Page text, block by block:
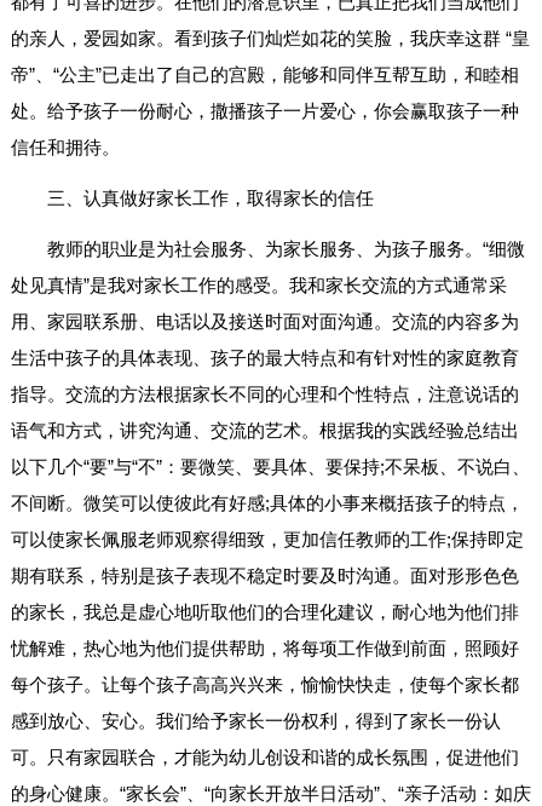
的亲人，爱园如家。看到孩子们灿烂如花的笑脸，我庆幸这群 “皇
帝”、“公主”已走出了自己的宫殿，能够和同伴互帮互助，和睦相
处。给予孩子一份耐心，撒播孩子一片爱心，你会赢取孩子一种
信任和拥待。
三、认真做好家长工作，取得家长的信任
教师的职业是为社会服务、为家长服务、为孩子服务。“细微
处见真情”是我对家长工作的感受。我和家长交流的方式通常采
用、家园联系册、电话以及接送时面对面沟通。交流的内容多为
生活中孩子的具体表现、孩子的最大特点和有针对性的家庭教育
指导。交流的方法根据家长不同的心理和个性特点，注意说话的
语气和方式，讲究沟通、交流的艺术。根据我的实践经验总结出
以下几个“要”与“不”：要微笑、要具体、要保持;不呆板、不说白、
不间断。微笑可以使彼此有好感;具体的小事来概括孩子的特点，
可以使家长佩服老师观察得细致，更加信任教师的工作;保持即定
期有联系，特别是孩子表现不稳定时要及时沟通。面对形形色色
的家长，我总是虚心地听取他们的合理化建议，耐心地为他们排
忧解难，热心地为他们提供帮助，将每项工作做到前面，照顾好
每个孩子。让每个孩子高高兴兴来，愉愉快快走，使每个家长都
感到放心、安心。我们给予家长一份权利，得到了家长一份认
可。只有家园联合，才能为幼儿创设和谐的成长氛围，促进他们
的身心健康。“家长会”、“向家长开放半日活动”、“亲子活动：如庆